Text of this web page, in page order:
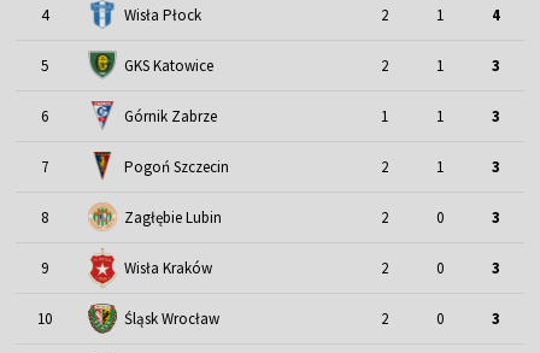
4 Wisła Płock 2 1 4
5 GKS Katowice 2 1 3
6 Górnik Zabrze 1 1 3
7 Pogoń Szczecin 2 1 3
8 Zagłębie Lubin 2 0 3
9 Wisła Kraków 2 0 3
10 Śląsk Wrocław 2 0 3